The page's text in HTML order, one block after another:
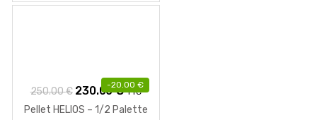
-20.00 €
250.00€ Le
prix
230.00€Le
prix
TTC
Pellet HELIOS – 1/2 Palette